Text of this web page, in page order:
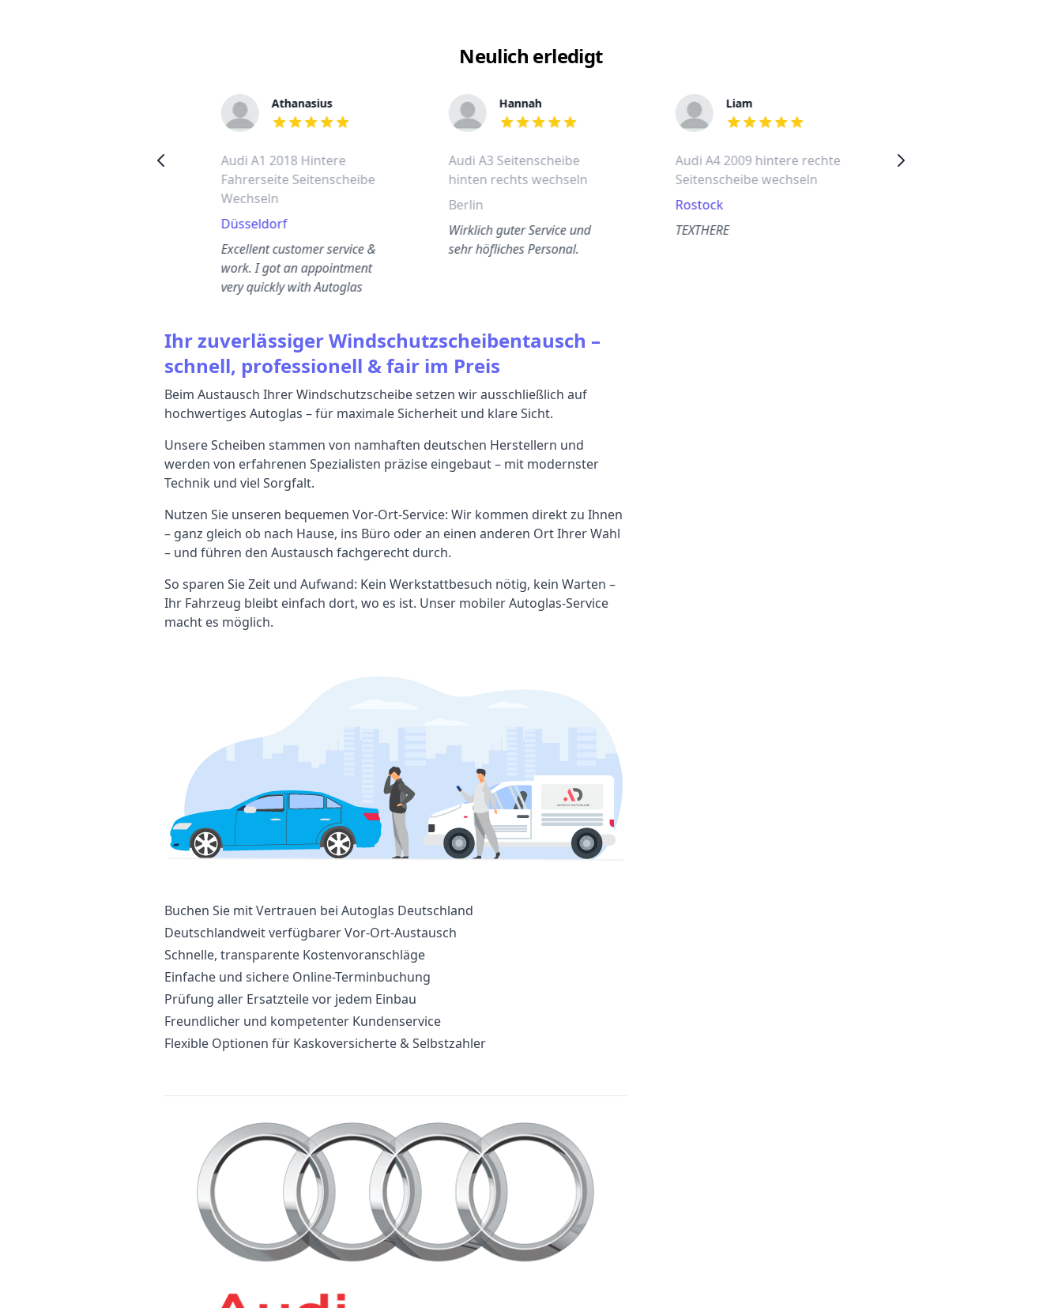
Neulich erledigt
A5 2019 hintere rechte
Athanasius
out of 5 stars
Audi A1 2018 Hintere
Fahrerseite Seitenscheibe
Wechseln
Düsseldorf
Excellent customer service &
work. I got an appointment
very quickly with Autoglas
Hannah
out of 5 stars
Audi A3 Seitenscheibe
hinten rechts wechseln
Berlin
Wirklich guter Service und
sehr höfliches Personal.
Liam
out of 5 stars
Audi A4 2009 hintere rechte
Seitenscheibe wechseln
Rostock
TEXTHERE
Audi Q3 2020 hintere
Ihr zuverlässiger Windschutzscheibentausch –
schnell, professionell & fair im Preis
Beim Austausch Ihrer Windschutzscheibe setzen wir ausschließlich auf
hochwertiges Autoglas – für maximale Sicherheit und klare Sicht.
Unsere Scheiben stammen von namhaften deutschen Herstellern und
werden von erfahrenen Spezialisten präzise eingebaut – mit modernster
Technik und viel Sorgfalt.
Nutzen Sie unseren bequemen Vor-Ort-Service: Wir kommen direkt zu Ihnen
– ganz gleich ob nach Hause, ins Büro oder an einen anderen Ort Ihrer Wahl
– und führen den Austausch fachgerecht durch.
So sparen Sie Zeit und Aufwand: Kein Werkstattbesuch nötig, kein Warten –
Ihr Fahrzeug bleibt einfach dort, wo es ist. Unser mobiler Autoglas-Service
macht es möglich.
Buchen Sie mit Vertrauen bei Autoglas Deutschland
Deutschlandweit verfügbarer Vor-Ort-Austausch
Schnelle, transparente Kostenvoranschläge
Einfache und sichere Online-Terminbuchung
Prüfung aller Ersatzteile vor jedem Einbau
Freundlicher und kompetenter Kundenservice
Flexible Optionen für Kaskoversicherte & Selbstzahler